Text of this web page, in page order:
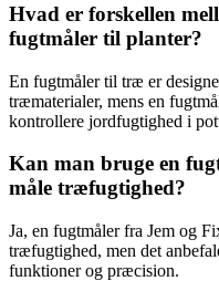
Hvad er forskellen
fugtmåler til planter?
En fugtmåler til træ er
træmaterialer, mens en
kontrollere jordfugtighed i
Kan man bruge en
måle træfugtighed?
Ja, en fugtmåler fra Jem og
træfugtighed, men det
funktioner og præcision.